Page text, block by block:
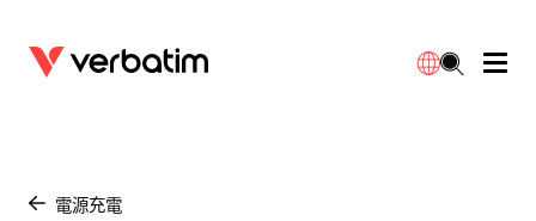
電源充電
BD-R/RE光碟
配件
便攜式顯示器
旅行轉插
燈泡
保養